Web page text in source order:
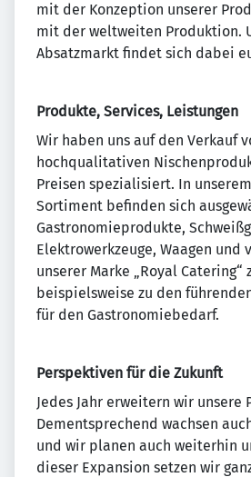
mit der Konzeption unserer
mit der weltweiten Produktion.
Absatzmarkt findet sich dabei
Produkte, Services, Leistungen
Wir haben uns auf den Verkauf
hochqualitativen
Preisen spezialisiert. In
Sortiment befinden sich
Gastronomieprodukte,
Elektrowerkzeuge, Waagen und
unserer Marke „Royal Catering“
beispielsweise zu den
für den Gastronomiebedarf.
Perspektiven für die Zukunft
Jedes Jahr erweitern wir
Dementsprechend wachsen
und wir planen auch weiterhin
dieser Expansion setzen wir